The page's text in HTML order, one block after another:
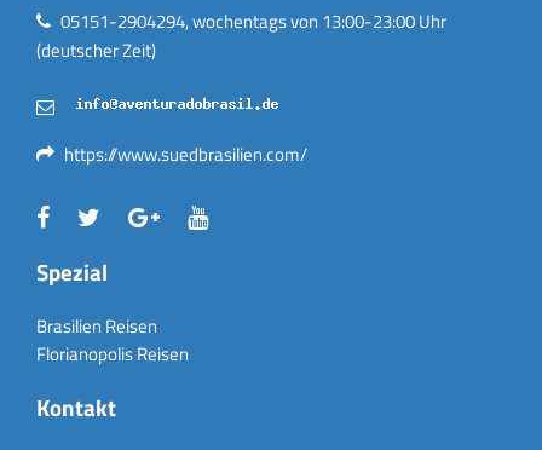
05151-2904294, wochentags von 13:00-23:00 Uhr
(deutscher Zeit)
https://www.suedbrasilien.com/
Spezial
Brasilien Reisen
Florianopolis Reisen
Kontakt